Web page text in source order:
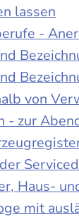
lassen
-
von
zur
Haus-
mit